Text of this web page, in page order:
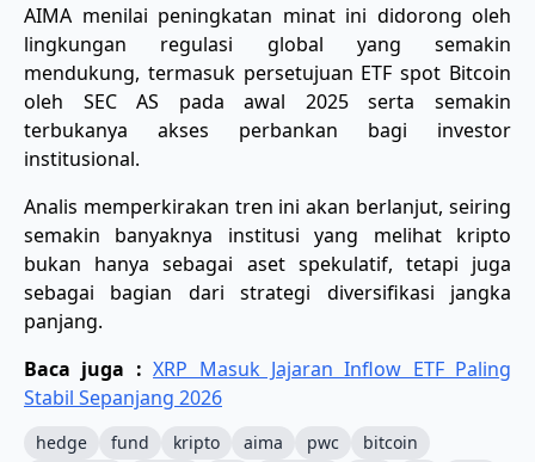
AIMA menilai peningkatan minat ini didorong oleh
lingkungan regulasi global yang semakin
mendukung, termasuk persetujuan ETF spot Bitcoin
oleh SEC AS pada awal 2025 serta semakin
terbukanya akses perbankan bagi investor
institusional.
Analis memperkirakan tren ini akan berlanjut, seiring
semakin banyaknya institusi yang melihat kripto
bukan hanya sebagai aset spekulatif, tetapi juga
sebagai bagian dari strategi diversifikasi jangka
panjang.
Baca juga :XRP Masuk Jajaran Inflow ETF Paling
Stabil Sepanjang 2026
hedge fund kripto aima pwc
bitcoin